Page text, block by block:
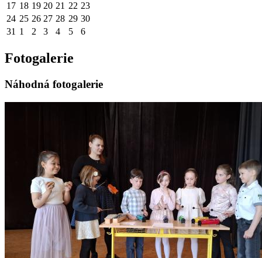
17 18 19 20 21 22 23
24 25 26 27 28 29 30
31 1 2 3 4 5 6
Fotogalerie
Náhodná fotogalerie